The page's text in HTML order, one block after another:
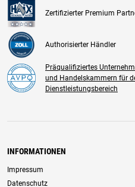
Zertifizierter Premium
Authorisierter Händler
Präqualifiziertes
und Handelskammern für
Dienstleistungsbereich
INFORMATIONEN
Impressum
Datenschutz